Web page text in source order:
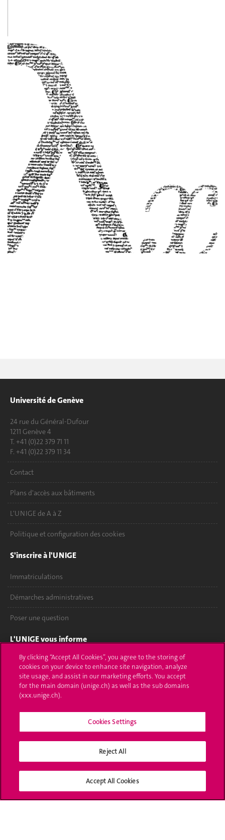
Université de Genève
24 rue du Général-Dufour
1211 Genève 4
T. +41 (0)22 379 71 11
F. +41 (0)22 379 11 34
Contact
Plans d'accès aux bâtiments
L'UNIGE de A à Z
Politique et configuration des cookies
S'inscrire à l'UNIGE
Immatriculations
Démarches administratives
Poser une question
L'UNIGE vous informe
UNIGE Mobile
Médias
Offres d'emploi
Calendrier académique
Médias sociaux UNIGE
By clicking “Accept All Cookies”, you agree to the storing of
cookies on your device to enhance site navigation, analyze
site usage, and assist in our marketing efforts. You accept
for the main domain (unige.ch) as well as the sub domains
(xxx.unige.ch).
Cookies Settings
Reject All
Accept All Cookies